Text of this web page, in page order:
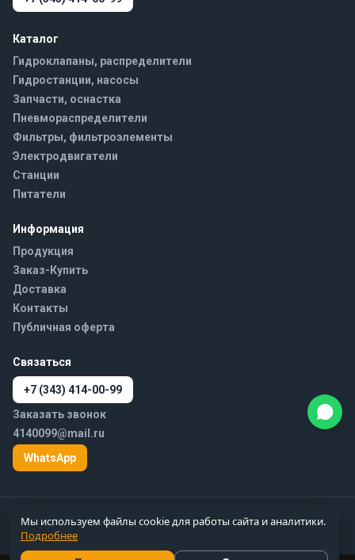
Каталог
Гидроклапаны, распределители
Гидростанции, насосы
Запчасти, оснастка
Пневмораспределители
Фильтры, фильтроэлементы
Электродвигатели
Станции
Питатели
Информация
Продукция
Заказ-Купить
Доставка
Контакты
Публичная оферта
Связаться
+7 (343) 414-00-99
Заказать звонок
4140099@mail.ru
WhatsApp
пневматики по России
Цены справочные, не являются публичной офертой
Мы используем файлы cookie для работы сайта и аналитики.
Подробнее